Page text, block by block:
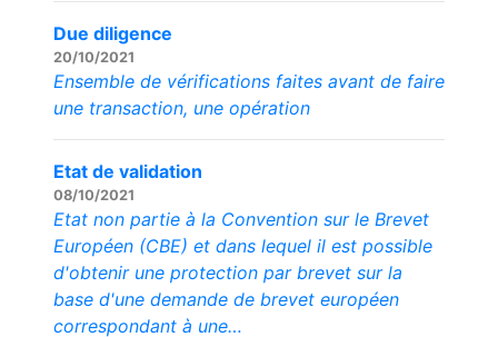
Due diligence
20/10/2021
Ensemble de vérifications faites avant de faire
une transaction, une opération
Etat de validation
08/10/2021
Etat non partie à la Convention sur le Brevet
Européen (CBE) et dans lequel il est possible
d'obtenir une protection par brevet sur la
base d'une demande de brevet européen
correspondant à une…